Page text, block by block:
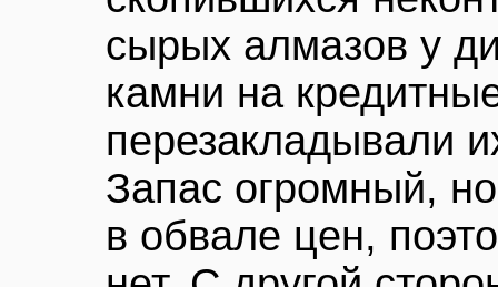
сырых алмазов у
камни на
перезакладывали
Запас огромный,
в обвале цен,